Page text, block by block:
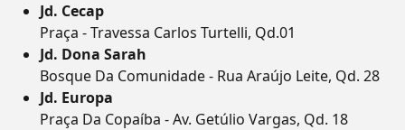
Jd. Cecap
Praça - Travessa Carlos Turtelli, Qd.01
Jd. Dona Sarah
Bosque Da Comunidade - Rua Araújo Leite, Qd. 28
Jd. Europa
Praça Da Copaíba - Av. Getúlio Vargas, Qd. 18